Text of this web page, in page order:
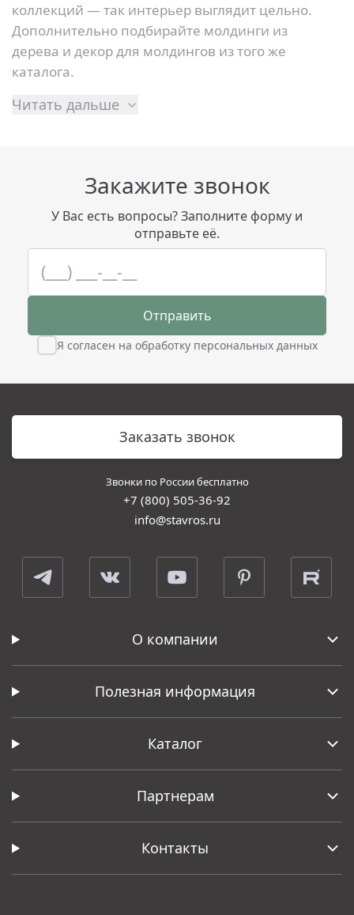
коллекций — так интерьер выглядит цельно.
Дополнительно подбирайте молдинги из
дерева и декор для молдингов из того же
каталога.
Читать дальше
Закажите звонок
У Вас есть вопросы? Заполните форму и
отправьте её.
Отправить
Я согласен на обработку персональных данных
Заказать звонок
Звонки по России бесплатно
+7 (800) 505-36-92
info@stavros.ru
О компании
Полезная информация
Каталог
Партнерам
Контакты